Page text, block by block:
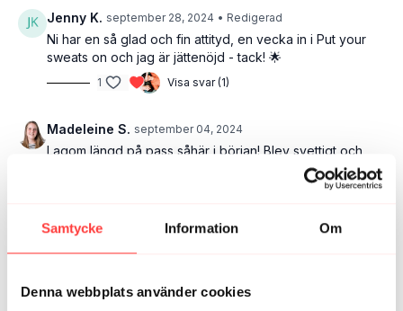
Samtycke Information Om
Denna webbplats använder cookies
Jenny K. september 28, 2024 • Redigerad
Ni har en så glad och fin attityd, en vecka in i Put your
sweats on och jag är jättenöjd - tack! 🌟
1 Visa svar (1)
Madeleine S. september 04, 2024
Lagom längd på pass såhär i början! Blev svettigt och
Lena
4 Visa svar (1)